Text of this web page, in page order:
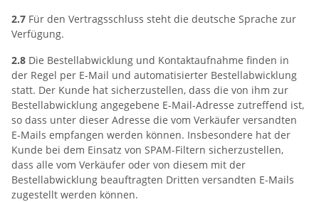
2.7 Für den Vertragsschluss steht die deutsche Sprache zur
Verfügung.
2.8 Die Bestellabwicklung und Kontaktaufnahme finden in
der Regel per E-Mail und automatisierter Bestellabwicklung
statt. Der Kunde hat sicherzustellen, dass die von ihm zur
Bestellabwicklung angegebene E-Mail-Adresse zutreffend ist,
so dass unter dieser Adresse die vom Verkäufer versandten
E-Mails empfangen werden können. Insbesondere hat der
Kunde bei dem Einsatz von SPAM-Filtern sicherzustellen,
dass alle vom Verkäufer oder von diesem mit der
Bestellabwicklung beauftragten Dritten versandten E-Mails
zugestellt werden können.